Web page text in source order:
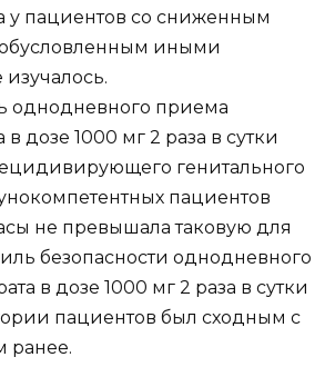
пациентов со сниженным
иными
однодневного приема
дозе 1000 мг 2 раза в сутки
генитального
пациентов
не превышала таковую для
безопасности однодневного
в дозе 1000 мг 2 раза в сутки
пациентов был сходным с
ранее.